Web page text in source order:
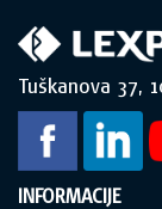
Tuškanova 37,
INFORMACIJE